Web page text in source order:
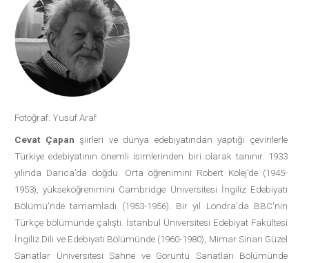
Fotoğraf: Yusuf Araf
Cevat Çapan şiirleri ve dünya edebiyatından yaptığı çevirilerle
Türkiye edebiyatının önemli isimlerinden biri olarak tanınır. 1933
yılında Darıca’da doğdu. Orta öğrenimini Robert Kolej’de (1945-
1953), yükseköğrenimini Cambridge Üniversitesi İngiliz Edebiyatı
Bölümü'nde tamamladı (1953-1956). Bir yıl Londra'da BBC'nin
Türkçe bölümünde çalıştı. İstanbul Üniversitesi Edebiyat Fakültesi
İngiliz Dili ve Edebiyatı Bölümünde (1960-1980), Mimar Sinan Güzel
Sanatlar Üniversitesi Sahne ve Görüntü Sanatları Bölümünde